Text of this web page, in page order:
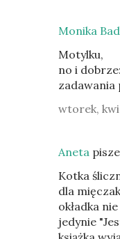
Monika
Motylku,
no i
zadawania
wtorek,
Aneta
Kotka
dla
okładka
jedynie